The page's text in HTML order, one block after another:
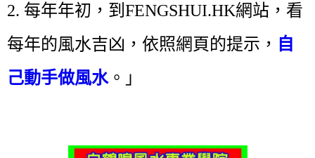
2. 每年年初，到FENGSHUI.HK網站，看
每年的風水吉凶，依照網頁的提示， 自
己動手做風水。」